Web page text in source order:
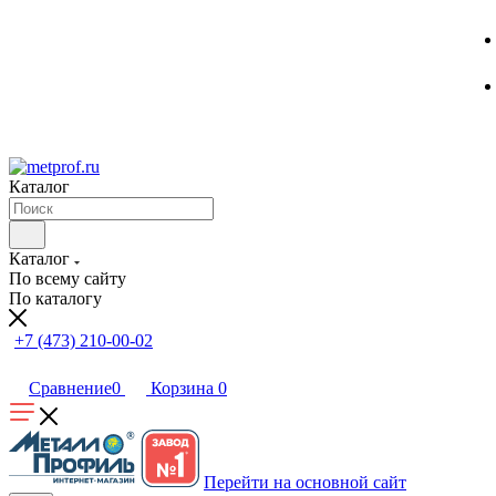
Каталог
Каталог
По всему сайту
По каталогу
+7 (473) 210-00-02
Сравнение0 Корзина 0
Перейти на основной сайт